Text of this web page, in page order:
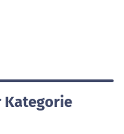
Kategorie